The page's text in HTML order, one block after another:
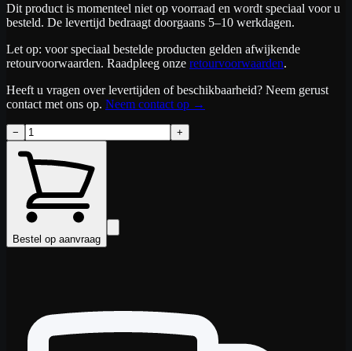
Dit product is momenteel niet op voorraad en wordt speciaal voor u
besteld. De levertijd bedraagt doorgaans 5–10 werkdagen.
Let op: voor speciaal bestelde producten gelden afwijkende
retourvoorwaarden. Raadpleeg onze retourvoorwaarden.
Heeft u vragen over levertijden of beschikbaarheid? Neem gerust
contact met ons op. Neem contact op →
− +
Bestel op aanvraag